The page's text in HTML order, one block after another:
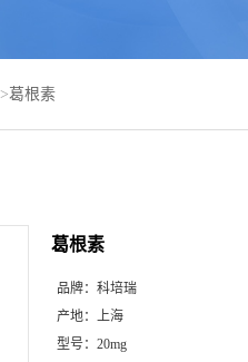
>葛根素
葛根素
品牌： 科培瑞
产地：
上海
型号： 20mg